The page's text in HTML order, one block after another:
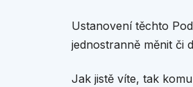
Ustanovení těchto
jednostranně měnit či
Jak jistě víte, tak